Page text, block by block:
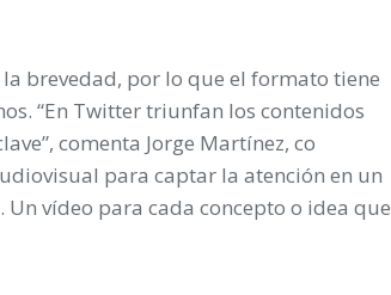
brevedad, por lo que el formato tiene
“En Twitter triunfan los contenidos
comenta Jorge Martínez, co
para captar la atención en un
vídeo para cada concepto o idea que